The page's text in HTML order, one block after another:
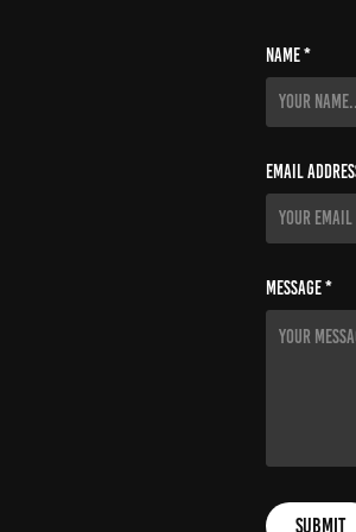
Name *
Email
Message *
Submit